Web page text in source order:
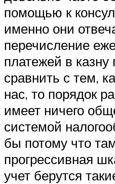
помощью к
именно они
перечисление
платежей в казну
сравнить с тем,
нас, то порядок
имеет ничего
системой
бы потому что
прогрессивная
учет берутся